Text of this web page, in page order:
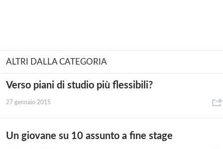
ALTRI DALLA CATEGORIA
Verso piani di studio più flessibili?
27 gennaio 2015
Un giovane su 10 assunto a fine stage